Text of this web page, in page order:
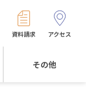
その他
資料請求 アクセス